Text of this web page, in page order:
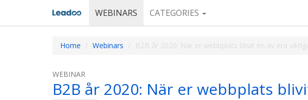
WEBINARS CATEGORIES
Home Webinars B2B år 2020: När er webbplats blivit en av era
WEBINAR
B2B år 2020: När er webbplats